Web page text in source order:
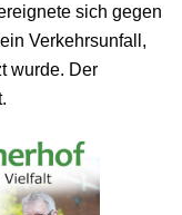
sich gegen
Verkehrsunfall,
wurde. Der